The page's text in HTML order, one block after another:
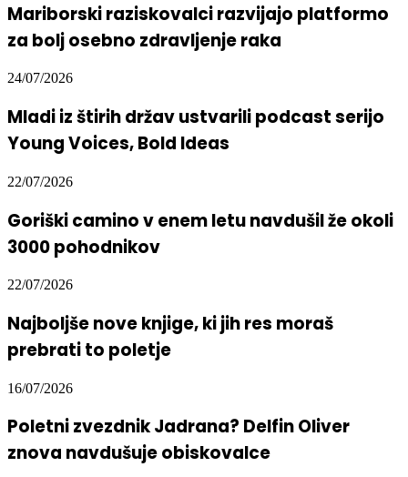
Mariborski raziskovalci razvijajo platformo
za bolj osebno zdravljenje raka
24/07/2026
Mladi iz štirih držav ustvarili podcast serijo
Young Voices, Bold Ideas
22/07/2026
Goriški camino v enem letu navdušil že okoli
3000 pohodnikov
22/07/2026
Najboljše nove knjige, ki jih res moraš
prebrati to poletje
16/07/2026
Poletni zvezdnik Jadrana? Delfin Oliver
znova navdušuje obiskovalce